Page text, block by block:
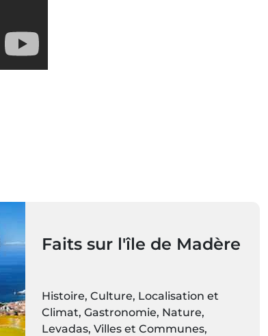
Faits sur l'île de Madère
Histoire, Culture, Localisation et
Climat, Gastronomie, Nature,
Levadas, Villes et Communes,